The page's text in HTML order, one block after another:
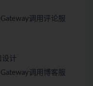
调用评论服
设计
调用博客服